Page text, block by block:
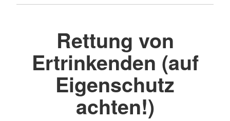
Rettung von
Ertrinkenden (auf
Eigenschutz
achten!)